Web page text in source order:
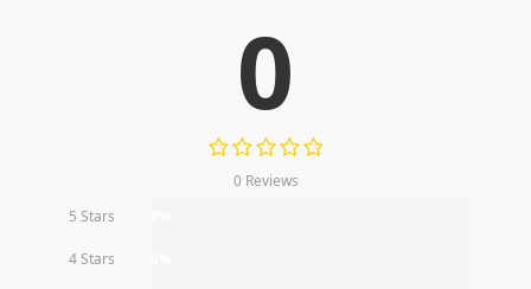
0
0 Reviews
5 Stars
4 Stars